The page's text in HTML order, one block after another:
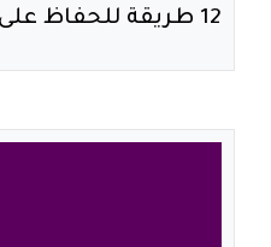
12 طريقة للحفاظ على صحتكِ أثناء الحمل